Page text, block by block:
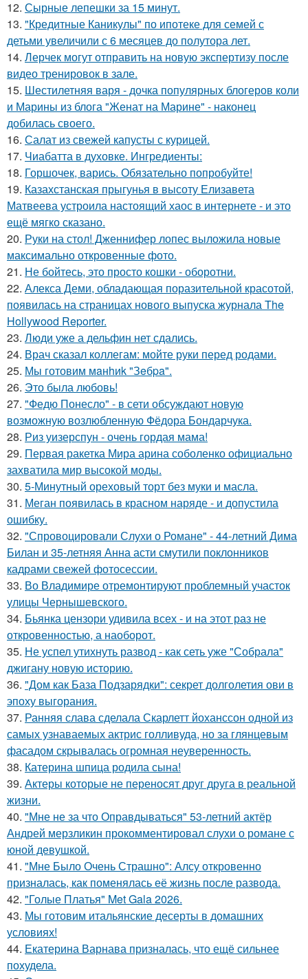
12. Сырные лепешки за 15 минут.
13. "Кредитные Каникулы" по ипотеке для семей с
детьми увеличили с 6 месяцев до полутора лет.
14. Лерчек могут отправить на новую экспертизу после
видео тренировок в зале.
15. Шестилетняя варя - дочка популярных блогеров коли
и Марины из блога "Женат на Марине" - наконец
добилась своего.
16. Салат из свежей капусты с курицей.
17. Чиабатта в духовке. Ингредиенты:
18. Горшочек, варись. Обязательно попробуйте!
19. Казахстанская прыгунья в высоту Елизавета
Матвеева устроила настоящий хаос в интернете - и это
ещё мягко сказано.
20. Руки на стол! Дженнифер лопес выложила новые
максимально откровенные фото.
21. Не бойтесь, это просто кошки - оборотни.
22. Алекса Деми, обладающая поразительной красотой,
появилась на страницах нового выпуска журнала The
Hollywood Reporter.
23. Люди уже а дельфин нет сдались.
24. Врач сказал коллегам: мойте руки перед родами.
25. Мы готовим мaнhиk "Зeбpa".
26. Это была любовь!
27. "Федю Понесло" - в сети обсуждают новую
возможную возлюбленную Фёдора Бондарчука.
28. Риз уизерспун - очень гордая мама!
29. Первая ракетка Мира арина соболенко официально
захватила мир высокой моды.
30. 5-Минутный ореховый торт без муки и масла.
31. Меган появилась в красном наряде - и допустила
ошибку.
32. "Спровоцировали Слухи о Романе" - 44-летний Дима
Билан и 35-летняя Анна асти смутили поклонников
кадрами свежей фотосессии.
33. Во Владимире отремонтируют проблемный участок
улицы Чернышевского.
34. Бьянка цензори удивила всех - и на этот раз не
откровенностью, а наоборот.
35. Не успел утихнуть развод - как сеть уже "Собрала"
джигану новую историю.
36. "Дом как База Подзарядки": секрет долголетия ови в
эпоху выгорания.
37. Ранняя слава сделала Скарлетт йоханссон одной из
самых узнаваемых актрис голливуда, но за глянцевым
фасадом скрывалась огромная неуверенность.
38. Катерина шпица родила сына!
39. Актеры которые не переносят друг друга в реальной
жизни.
40. "Мне не за что Оправдываться" 53-летний актёр
Андрей мерзликин прокомментировал слухи о романе с
юной девушкой.
41. "Мне Было Очень Страшно": Алсу откровенно
призналась, как поменялась её жизнь после развода.
42. "Голые Платья" Met Gala 2026.
43. Мы готовим итальянские десерты в домашних
условиях!
44. Екатерина Варнава призналась, что ещё сильнее
похудела.